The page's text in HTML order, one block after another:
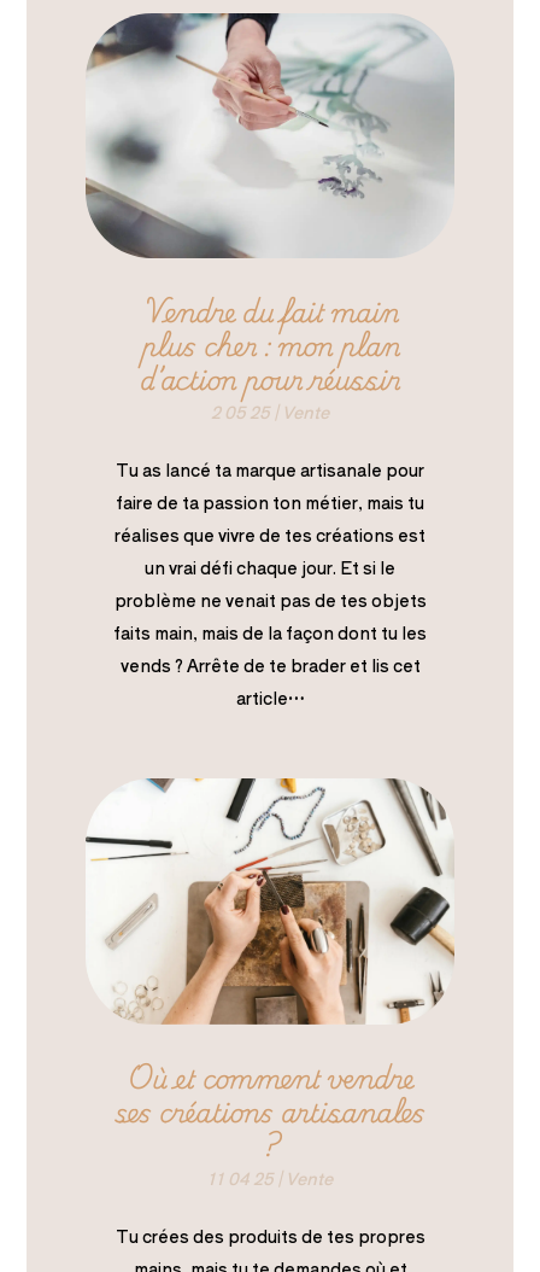
Vendre du fait main
plus cher : mon plan
d’action pour réussir
2 05 25| Vente
Tu as lancé ta marque artisanale pour
faire de ta passion ton métier, mais tu
réalises que vivre de tes créations est
un vrai défi chaque jour. Et si le
problème ne venait pas de tes objets
faits main, mais de la façon dont tu les
vends ? Arrête de te brader et lis cet
article…
Où et comment vendre
ses créations artisanales
?
11 04 25| Vente
Tu crées des produits de tes propres